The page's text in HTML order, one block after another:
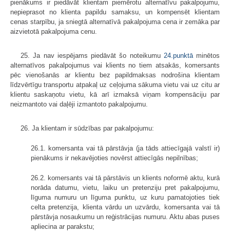
pienākums ir piedāvāt klientam piemērotu alternatīvu pakalpojumu,
nepieprasot no klienta papildu samaksu, un kompensēt klientam
cenas starpību, ja sniegtā alternatīvā pakalpojuma cena ir zemāka par
aizvietotā pakalpojuma cenu.
25. Ja nav iespējams piedāvāt šo noteikumu 24.punktāminētos
alternatīvos pakalpojumus vai klients no tiem atsakās, komersants
pēc vienošanās ar klientu bez papildmaksas nodrošina klientam
līdzvērtīgu transportu atpakaļ uz ceļojuma sākuma vietu vai uz citu ar
klientu saskaņotu vietu, kā arī izmaksā viņam kompensāciju par
neizmantoto vai daļēji izmantoto pakalpojumu.
26. Ja klientam ir sūdzības par pakalpojumu:
26.1. komersanta vai tā pārstāvja (ja tāds attiecīgajā valstī ir)
pienākums ir nekavējoties novērst attiecīgās nepilnības;
26.2. komersants vai tā pārstāvis un klients noformē aktu, kurā
norāda datumu, vietu, laiku un pretenziju pret pakalpojumu,
līguma numuru un līguma punktu, uz kuru pamatojoties tiek
celta pretenzija, klienta vārdu un uzvārdu, komersanta vai tā
pārstāvja nosaukumu un reģistrācijas numuru. Aktu abas puses
apliecina ar parakstu;